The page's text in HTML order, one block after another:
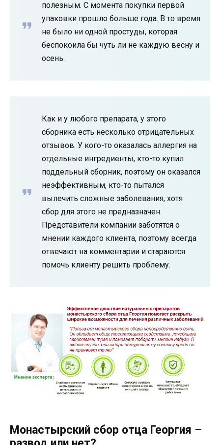
полезным. С момента покупки первой
упаковки прошло больше года. В то время
не было ни одной простуды, которая
беспокоила бы чуть ли не каждую весну и
осень.
Как и у любого препарата, у этого
сборника есть несколько отрицательных
отзывов. У кого-то оказалась аллергия на
отдельные ингредиенты, кто-то купил
поддельный сборник, поэтому он оказался
неэффективным, кто-то пытался
вылечить сложные заболевания, хотя
сбор для этого не предназначен.
Представители компании заботятся о
мнении каждого клиента, поэтому всегда
отвечают на комментарии и стараются
помочь клиенту решить проблему.
Монастырский сбор отца Георгия –